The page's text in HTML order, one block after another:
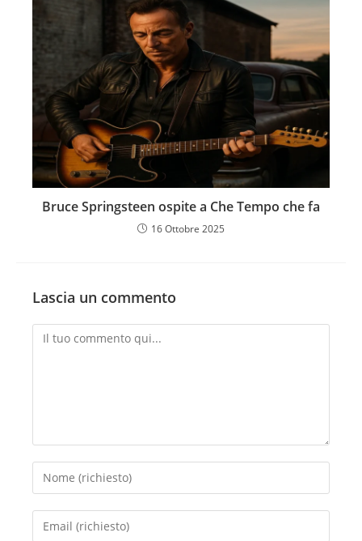
Bruce Springsteen ospite a Che Tempo che fa
16 Ottobre 2025
Lascia un commento